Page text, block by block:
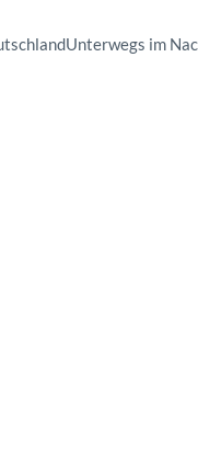
Unterwegs im